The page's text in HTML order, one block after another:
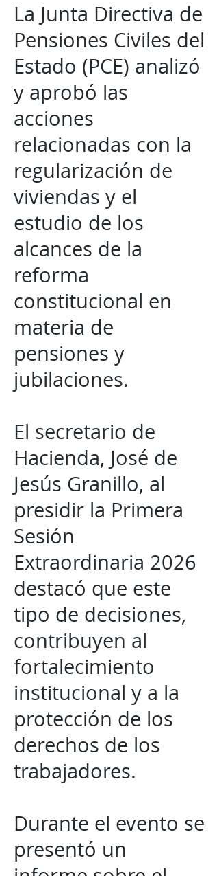
La Junta Directiva de
Pensiones Civiles del
Estado (PCE) analizó
y aprobó las
acciones
relacionadas con la
regularización de
viviendas y el
estudio de los
alcances de la
reforma
constitucional en
materia de
pensiones y
jubilaciones.
El secretario de
Hacienda, José de
Jesús Granillo, al
presidir la Primera
Sesión
Extraordinaria 2026
destacó que este
tipo de decisiones,
contribuyen al
fortalecimiento
institucional y a la
protección de los
derechos de los
trabajadores.
Durante el evento se
presentó un